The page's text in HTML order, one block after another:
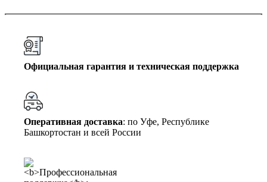
Официальная гарантия и техническая поддержка
Оперативная доставка: по Уфе, Республике
Башкортостан и всей России